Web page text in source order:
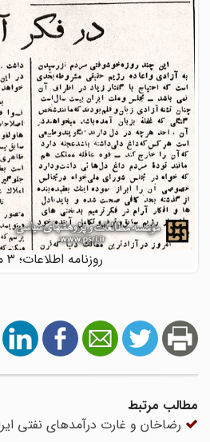
روزنامه اطلاعات؛ ۳ مهر ۱۳۲۰
مطالب مرتبط
رضاخان و غارت درآمدهای نفتی ایران